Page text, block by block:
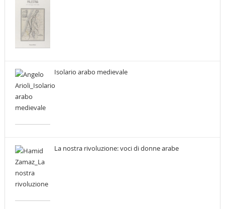
Isolario arabo medievale
La nostra rivoluzione: voci di donne arabe